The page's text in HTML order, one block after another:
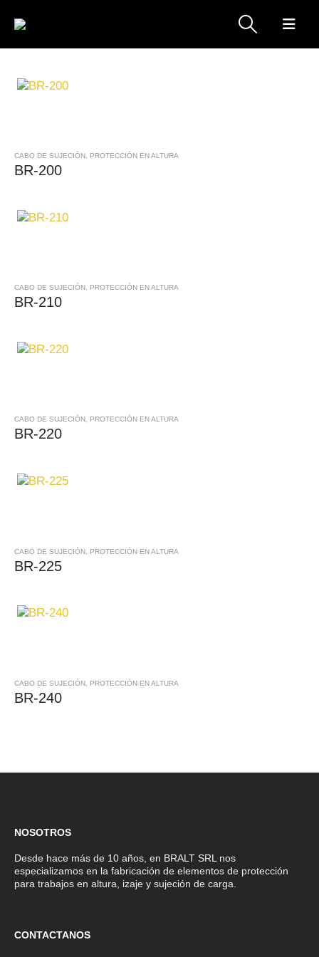
CABO DE SUJECIÓN PROTECCIÓN EN ALTURA
BR-200
CABO DE SUJECIÓN PROTECCIÓN EN ALTURA
BR-210
CABO DE SUJECIÓN, PROTECCIÓN EN ALTURA
BR-220
CABO DE SUJECIÓN PROTECCIÓN EN ALTURA
BR-225
CABO DE SUJECIÓN PROTECCIÓN EN ALTURA
BR-240
NOSOTROS
Desde hace más de 10 años, en BRALT SRL nos
especializamos en la fabricación de elementos de protección
para trabajos en altura, izaje y sujeción de carga.
CONTACTANOS